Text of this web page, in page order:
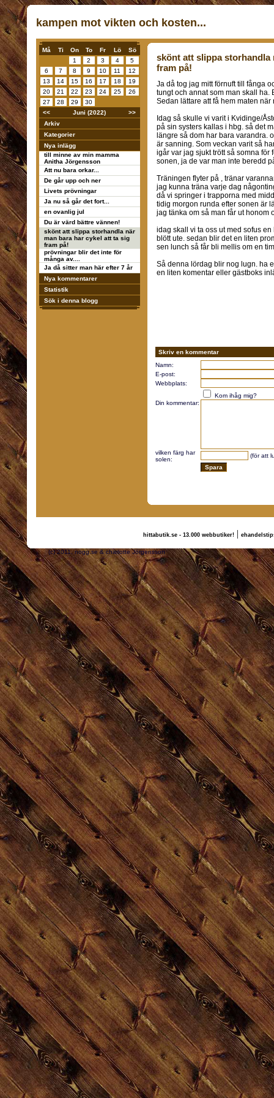
kampen mot vikten och kosten...
Må Ti On To Fr Lö
Sö
1
2 3 4
5
6
7 8 9 10 11
12
13
14 15 16 17 18
19
20
21 22 23 24 25
26
27
28 29
30
<<
Juni (2022)
>>
Arkiv
Kategorier
Nya inlägg
till minne av min mamma
Anitha Jörgensson
Att nu bara orkar...
De går upp och ner
Livets prövningar
Ja nu så går det fort...
en ovanlig jul
Du är värd bättre vännen!
skönt att slippa storhandla när
man bara har cykel att ta sig
fram på!
prövningar blir det inte för
många av....
Ja då sitter man här efter 7 år
Nya kommentarer
Statistik
Sök i denna blogg
skönt att slippa storhandla
fram på!
Ja då tog jag mitt förnuft till fånga
tungt och annat som man skall ha.
Sedan lättare att få hem maten
Idag så skulle vi varit i Kvidinge/
på sin systers kallas i hbg. så det
längre så dom har bara varandra.
är sanning. Som veckan varit så
igår var jag sjukt trött så somna
sonen, ja de var man inte beredd
Träningen flyter på , tränar
jag kunna träna varje dag
då vi springer i trapporna med
tidig morgon runda efter sonen är
jag tänka om så man får ut honom
idag skall vi ta oss ut med sofus
blött ute. sedan blir det en liten
sen lunch så får bli mellis om en
Så denna lördag blir nog lugn. ha
en liten komentar eller gästboks
Skriv en kommentar
Namn:
E-post:
Webbplats:
Kom ihåg mig?
Din kommentar:
vilken färg har
solen:
(för att
hittabutik.se - 13.000 webbutiker!|
(c) 2011, nogg.se & charlotte Jörgensson